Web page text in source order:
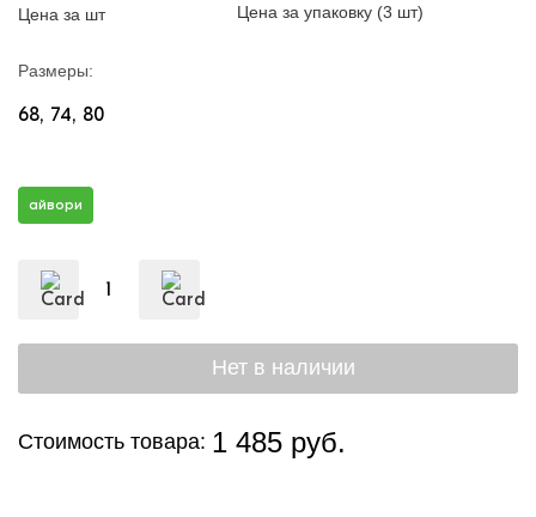
Цена за шт Цена за упаковку (3 шт)
Размеры:
68 74 80
айвори
Стоимость товара: 1 485 руб.